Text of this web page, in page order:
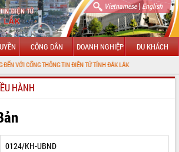
Vietnamese| English
CÔNG DÂN DOANH NGHIỆP DU KHÁCH
THÔNG TIN ĐIỆN TỬ TỈNH ĐẮK LẮK
HÀNH
0124/KH-UBND